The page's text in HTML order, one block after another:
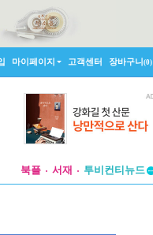
마이페이지 고객센터 장바구니(0)
북플 서재
투비컨티뉴드